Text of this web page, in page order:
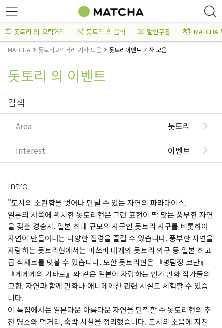
돗토리 의 오락거리 돗토리 의 음식 할인쿠폰 MATCHA
MATCHA 돗토리오락거리 기사 모음 돗토리이벤트 기사 모음
돗토리 의 이벤트
검색
Area 돗토리
Interest 이벤트
Intro
"도시의 소란함을 벗어나 만날 수 있는 자연의 파라다이스.
일본의 서쪽에 위치한 돗토리현은 그런 표현이 딱 맞는 풍부한 자연
을 갖춘 경승지. 일본 최대 규모의 사구인 돗토리 사구를 비롯하여
자연이 만들어내는 다양한 절경을 즐길 수 있습니다. 풍부한 자연을
자랑하는 돗토리현에서는 마쓰바 대게와 돗토리 와규 등 일본 최고
급 식재료를 맛볼 수 있습니다. 또한 돗토리현은 『명탐정 코난』
『게게게의 기타로』와 같은 일본이 자랑하는 인기 만화 작가들의
고향. 자연과 함께 만화나 애니메이션 관련 시설도 체험할 수 있습
니다.
이 특집에서는 일본다운 아름다운 자연을 만끽할 수 돗토리현의 추
천 명소와 먹거리, 숙박 시설을 정리했습니다. 도시의 소음에 지친